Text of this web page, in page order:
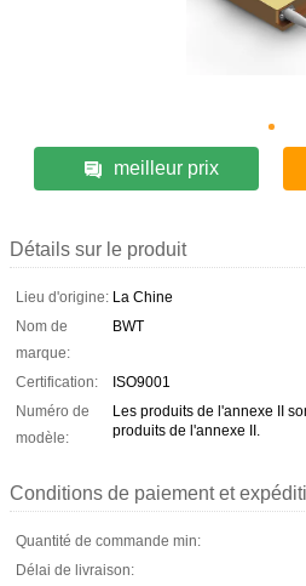
meilleur prix
Détails sur le produit
Lieu d'origine: La Chine
Nom de
marque:
BWT
Certification:
ISO9001
Numéro de
modèle:
Les produits de l'annexe II
produits de l'annexe II.
Conditions de paiement et
Quantité de commande min:
Délai de livraison: